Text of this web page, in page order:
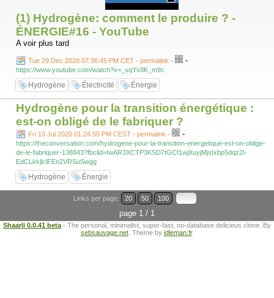
(1) Hydrogène: comment le produire ? -
ÉNERGIE#16 - YouTube
A voir plus tard
Tue 29 Dec 2020 07:36:45 PM CET - permalink - -
https://www.youtube.com/watch?v=_sqYx8K_m9c
Hydrogène Électricité Énergie
Hydrogène pour la transition énergétique :
est-on obligé de le fabriquer ?
Fri 10 Jul 2020 01:24:55 PM CEST - permalink - -
https://theconversation.com/hydrogene-pour-la-transition-energetique-est-on-oblige-
de-le-fabriquer-138843?fbclid=IwAR3XCTP3KSD7tGCf1wjXuyjMjsIxbp5dqz2I-
EdCLkkjlclFEn2VRSuSwgg
Hydrogène Énergie
Links per page: 20 50 100
page 1 / 1
Shaarli 0.0.41 beta - The personal, minimalist, super-fast, no-database delicious clone. By
sebsauvage.net. Theme by idleman.fr.